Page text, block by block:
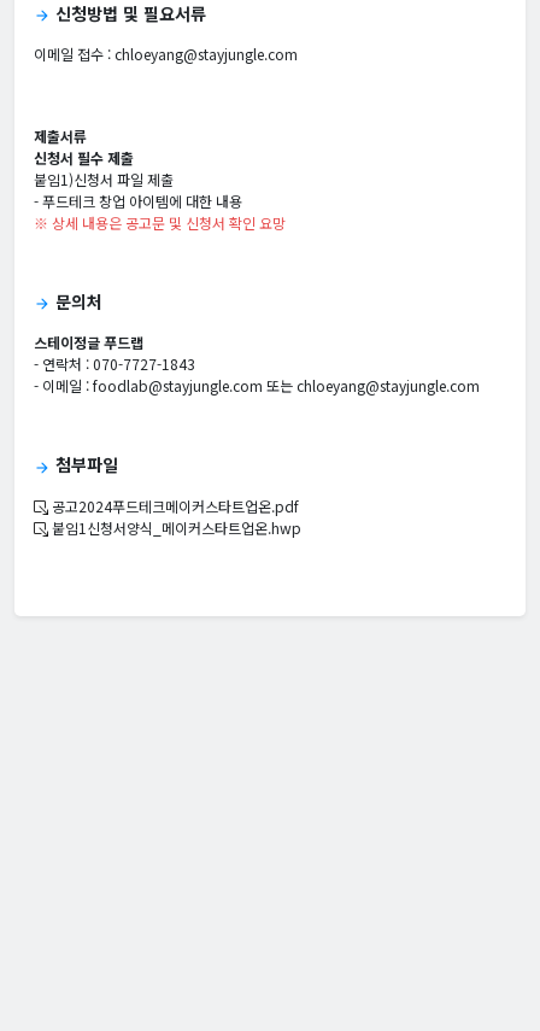
arrow_forward 신청방법 및 필요서류
이메일 접수 :chloeyang@stayjungle.com
제출서류
신청서 필수 제출
붙임1)신청서 파일 제출
- 푸드테크 창업 아이템에 대한 내용
※ 상세 내용은 공고문 및 신청서 확인 요망
arrow_forward 문의처
스테이정글 푸드랩
- 연락처 : 070-7727-1843
- 이메일 : foodlab@stayjungle.com 또는 chloeyang@stayjungle.com
arrow_forward 첨부파일
공고2024푸드테크메이커스타트업온.pdf
붙임1신청서양식_메이커스타트업온.hwp